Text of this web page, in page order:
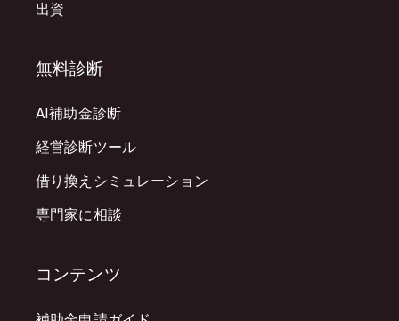
出資
無料診断
AI補助金診断
経営診断ツール
借り換えシミュレーション
専門家に相談
コンテンツ